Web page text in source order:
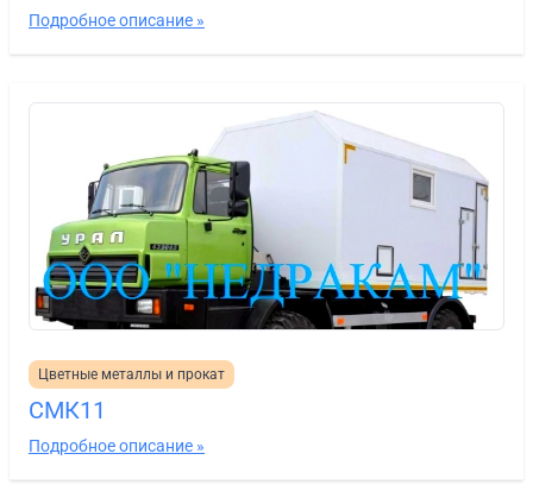
Подробное описание »
Цветные металлы и прокат
СМК11
Подробное описание »